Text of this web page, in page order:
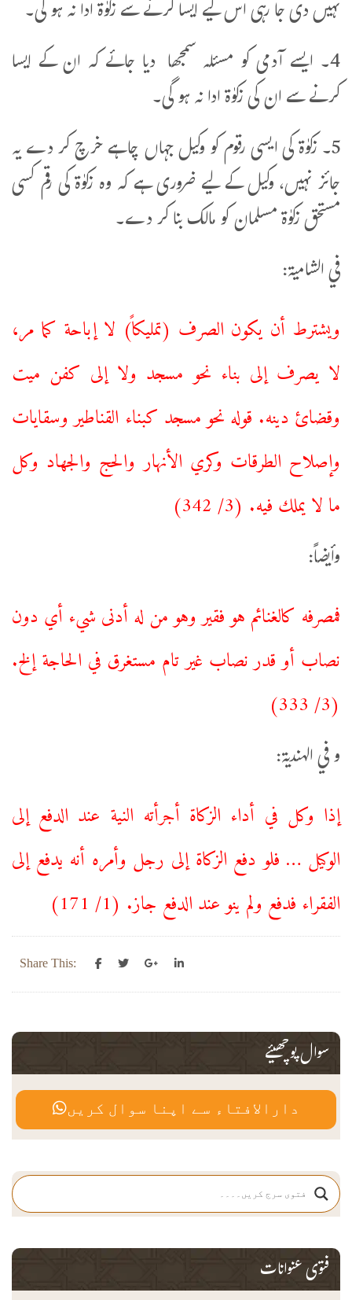
نہیں دی جا رہی اس لیے ایسا کرنے سے زکوٰۃ ادا نہ ہو گی۔
4۔ ایسے آدمی کو مسئلہ سمجھا دیا جائے کہ ان کے ایسا
کرنے سے ان کی زکوٰۃ ادا نہ ہو گی۔
5۔ زکوٰۃ کی ایسی رقوم کو وکیل جہاں چاہے خرچ کر دے یہ
جائز نہیں، وکیل کے لیے ضروری ہے کہ وہ زکوٰۃ کی رقم کسی
مستحق زکوٰۃ مسلمان کو مالک بنا کر دے۔
في الشامية:
ويشترط أن يكون الصرف (تمليكاً) لا إباحة كما مر،
لا يصرف إلى بناء نحو مسجد ولا إلى كفن ميت
وقضائ دينه. قوله نحو مسجد كبناء القناطير وسقايات
وإصلاح الطرقات وكري الأنهار والحج والجهاد وكل
ما لا يملك فيه. (3/ 342)
وأيضاً:
فمصرفه كالغنائم هو فقير وهو من له أدنى شيء أي دون
نصاب أو قدر نصاب غير تام مستغرق في الحاجة إلخ.
(3/ 333)
و في الهندية:
إذا وكل في أداء الزكاة أجرأته النية عند الدفع إلى
الوكيل … فلو دفع الزكاة إلى رجل وأمره أنه يدفع إلى
الفقراء فدفع ولم ينو عند الدفع جاز. (1/ 171)
Share This:
سوال پوچھیئے
دارالافتاء سے اپنا سوال کریں
فتوی عنوانات